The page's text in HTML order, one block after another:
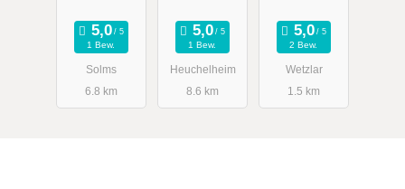
1 Bew.
Solms
6.8 km
1 Bew.
Heuchelheim
8.6 km
2 Bew.
Wetzlar
1.5 km